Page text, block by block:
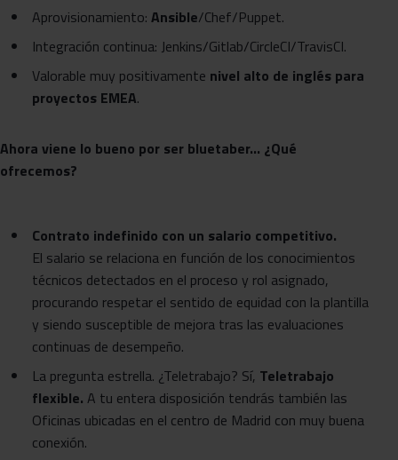
Aprovisionamiento: Ansible/Chef/Puppet.
Integración continua: Jenkins/Gitlab/CircleCI/TravisCI.
Valorable muy positivamente nivel alto de inglés para
proyectos EMEA.
Ahora viene lo bueno por ser bluetaber… ¿Qué
ofrecemos?
Contrato indefinido con un salario competitivo.
El salario se relaciona en función de los conocimientos
técnicos detectados en el proceso y rol asignado,
procurando respetar el sentido de equidad con la plantilla
y siendo susceptible de mejora tras las evaluaciones
continuas de desempeño.
La pregunta estrella. ¿Teletrabajo? Sí, Teletrabajo
flexible. A tu entera disposición tendrás también las
Oficinas ubicadas en el centro de Madrid con muy buena
conexión.